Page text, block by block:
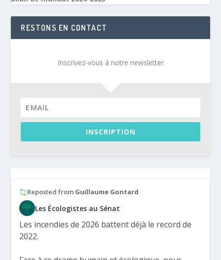
RESTONS EN CONTACT
Inscrivez-vous à notre newsletter
INSCRIPTION
Reposted from Guillaume Gontard
Les Écologistes au Sénat
Les incendies de 2026 battent déjà le record de
2022.